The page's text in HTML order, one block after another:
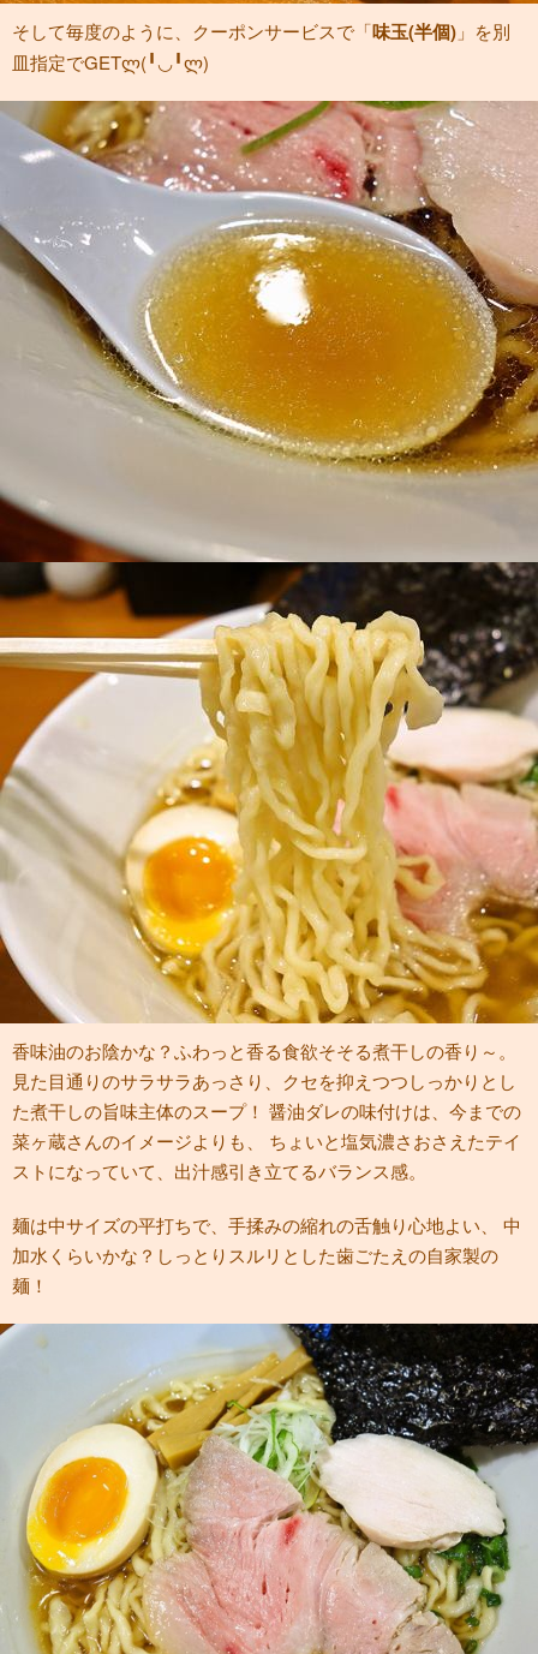
そして毎度のように、クーポンサービスで「味玉(半個) 」を別
皿指定でGETლ(╹◡╹ლ)
香味油のお陰かな？ふわっと香る食欲そそる煮干しの香り～。
見た目通りのサラサラあっさり、クセを抑えつつしっかりとし
た煮干しの旨味主体のスープ！ 醤油ダレの味付けは、今までの
菜ヶ蔵さんのイメージよりも、 ちょいと塩気濃さおさえたテイ
ストになっていて、出汁感引き立てるバランス感。
麺は中サイズの平打ちで、手揉みの縮れの舌触り心地よい、 中
加水くらいかな？しっとりスルリとした歯ごたえの自家製の
麺！